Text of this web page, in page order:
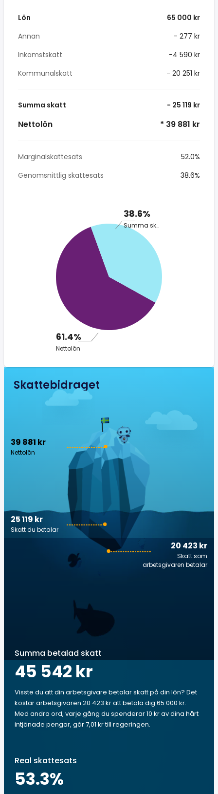
Lön
65 000 kr
Annan
- 277 kr
Inkomstskatt
-4 590 kr
Kommunalskatt
- 20 251 kr
Summa skatt - 25 119 kr
Nettolön * 39 881 kr
Marginalskattesats
52.0%
Genomsnittlig skattesats
38.6%
38.6%
Summa skatt
61.4%
Nettolön
Skattebidraget
39 881 kr
Nettolön
20 423 kr
Skatt som
arbetsgivaren betalar
25 119 kr
Skatt du betalar
Summa betalad skatt
45 542 kr
Visste du att din arbetsgivare betalar skatt på din lön? Det
kostar arbetsgivaren 20 423 kr att betala dig 65 000 kr.
Med andra ord, varje gång du spenderar 10 kr av dina hårt
intjänade pengar, går 7,01 kr till regeringen.
Real skattesats
53.3%